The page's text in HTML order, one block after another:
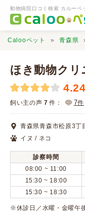
動物病院口コミ検索 カルーペ
動物病院検索
口コミ検索
Calooペットとは？
口コミ投稿
Calooペット 青森県
ほき動物クリ
4.24
飼い主の声 7 件： 7件
青森県青森市松原3丁
イヌ / ネコ
診察時間
08:00 ~ 11:00
15:30 ~ 18:00
15:30 ~ 18:30
※休診日／水曜・金曜午